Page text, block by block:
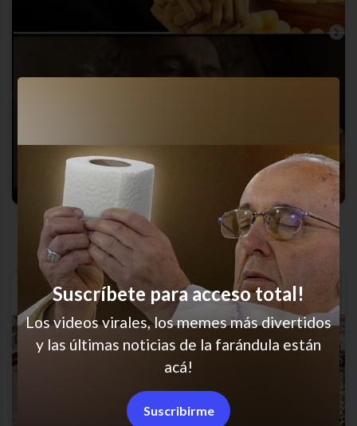
Jajajaa amo
Suscríbete para acceso total!
Los videos virales, los memes más divertidos
y las últimas noticias de la farándula están
acá!
Suscribirme